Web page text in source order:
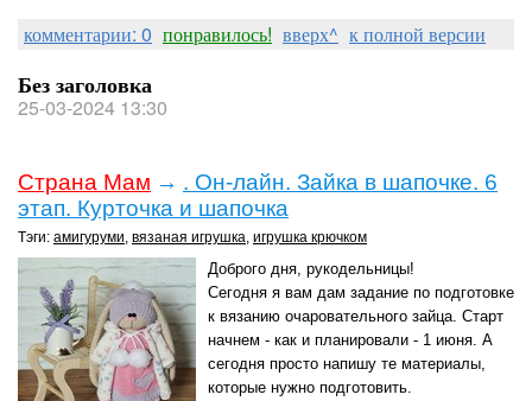
комментарии: 0 понравилось! вверх^ к полной версии
Без заголовка
25-03-2024 13:30
Страна Мам → . Он-лайн. Зайка в шапочке. 6
этап. Курточка и шапочка
Тэги: амигуруми, вязаная игрушка, игрушка крючком
Доброго дня, рукодельницы!
Сегодня я вам дам задание по подготовке
к вязанию очаровательного зайца. Старт
начнем - как и планировали - 1 июня. А
сегодня просто напишу те материалы,
которые нужно подготовить.